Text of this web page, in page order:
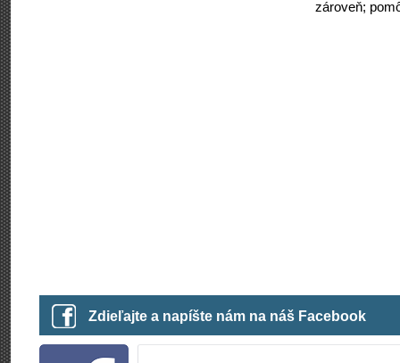
zároveň;
Zdieľajte a napíšte nám na náš Facebook